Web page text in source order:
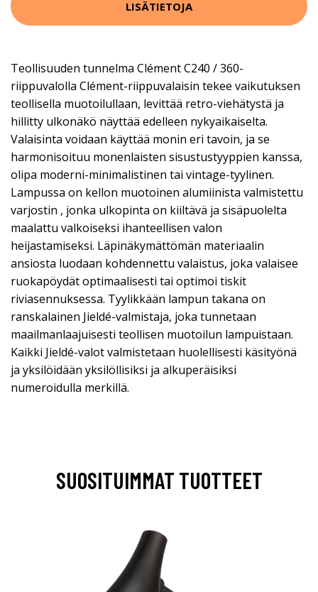
LISÄTIETOJA
Teollisuuden tunnelma Clément C240 / 360-
riippuvalolla Clément-riippuvalaisin tekee vaikutuksen
teollisella muotoilullaan, levittää retro-viehätystä ja
hillitty ulkonäkö näyttää edelleen nykyaikaiselta.
Valaisinta voidaan käyttää monin eri tavoin, ja se
harmonisoituu monenlaisten sisustustyyppien kanssa,
olipa moderni-minimalistinen tai vintage-tyylinen.
Lampussa on kellon muotoinen alumiinista valmistettu
varjostin , jonka ulkopinta on kiiltävä ja sisäpuolelta
maalattu valkoiseksi ihanteellisen valon
heijastamiseksi. Läpinäkymättömän materiaalin
ansiosta luodaan kohdennettu valaistus, joka valaisee
ruokapöydät optimaalisesti tai optimoi tiskit
riviasennuksessa. Tyylikkään lampun takana on
ranskalainen Jieldé-valmistaja, joka tunnetaan
maailmanlaajuisesti teollisen muotoilun lampuistaan.
Kaikki Jieldé-valot valmistetaan huolellisesti käsityönä
ja yksilöidään yksilöllisiksi ja alkuperäisiksi
numeroidulla merkillä.
SUOSITUIMMAT TUOTTEET